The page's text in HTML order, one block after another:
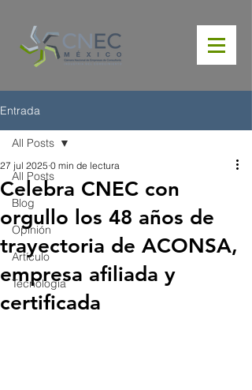
Entrada
All Posts
Blog
Opinión
Artículo
Tecnología
All Posts
Celebra CNEC con
orgullo los 48 años de
trayectoria de ACONSA,
empresa afiliada y
certificada
27 jul 2025 0 min de lectura